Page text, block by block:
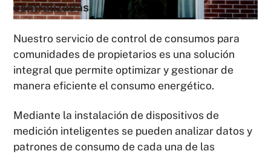
centralizadas
Nuestro servicio de control de consumos para
comunidades de propietarios es una solución
integral que permite optimizar y gestionar de
manera eficiente el consumo energético.
Mediante la instalación de dispositivos de
medición inteligentes se pueden analizar datos y
patrones de consumo de cada una de las